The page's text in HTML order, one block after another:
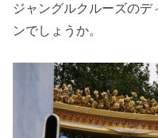
ジャングルクルーズのデ
ンでしょうか。